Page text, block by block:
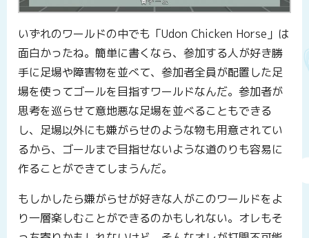
いずれのワールドの中でも「Udon Chicken Horse」は
面白かったね。簡単に書くなら、参加する人が好き勝
手に足場や障害物を並べて、参加者全員が配置した足
場を使ってゴールを目指すワールドなんだ。参加者が
思考を巡らせて意地悪な足場を並べることもできる
し、足場以外にも嫌がらせのような物も用意されてい
るから、ゴールまで目指せないような道のりも容易に
作ることができてしまうんだ。
もしかしたら嫌がらせが好きな人がこのワールドをよ
り一層楽しむことができるのかもしれない。オレもそ